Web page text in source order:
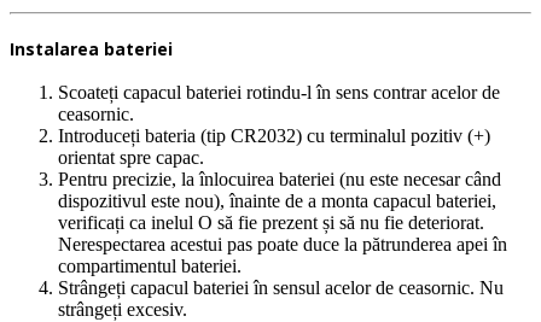
Instalarea bateriei
Scoateți capacul bateriei rotindu-l în sens contrar acelor de
ceasornic.
Introduceți bateria (tip CR2032) cu terminalul pozitiv (+)
orientat spre capac.
Pentru precizie, la înlocuirea bateriei (nu este necesar când
dispozitivul este nou), înainte de a monta capacul bateriei,
verificați ca inelul O să fie prezent și să nu fie deteriorat.
Nerespectarea acestui pas poate duce la pătrunderea apei în
compartimentul bateriei.
Strângeți capacul bateriei în sensul acelor de ceasornic. Nu
strângeți excesiv.